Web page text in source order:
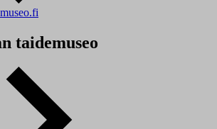
taidemuseo